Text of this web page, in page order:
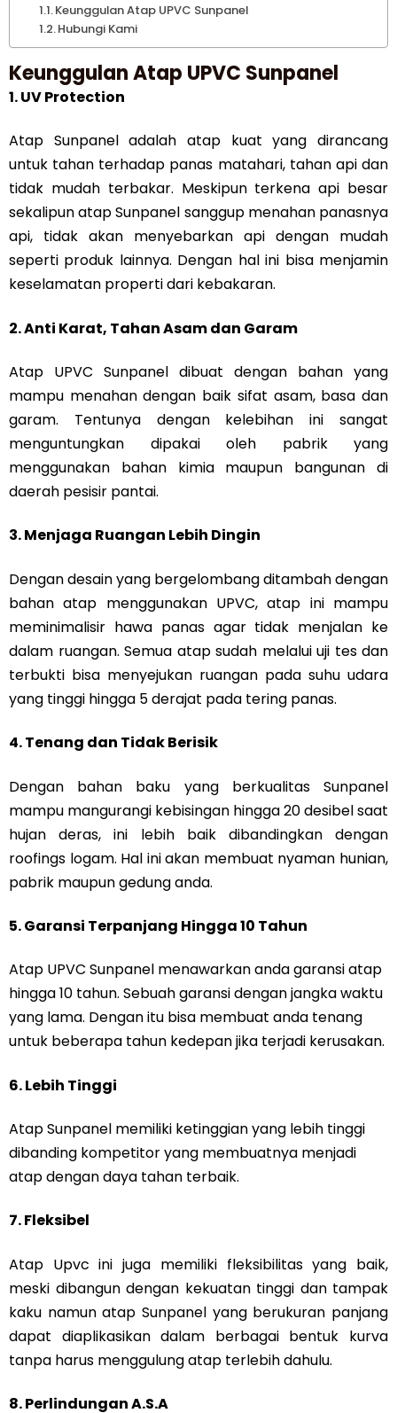
Keunggulan Atap UPVC Sunpanel
Hubungi Kami
Keunggulan Atap UPVC Sunpanel
1. UV Protection
Atap Sunpanel adalah atap kuat yang dirancang
untuk tahan terhadap panas matahari, tahan api dan
tidak mudah terbakar. Meskipun terkena api besar
sekalipun atap Sunpanel sanggup menahan panasnya
api, tidak akan menyebarkan api dengan mudah
seperti produk lainnya. Dengan hal ini bisa menjamin
keselamatan properti dari kebakaran.
2. Anti Karat, Tahan Asam dan Garam
Atap UPVC Sunpanel dibuat dengan bahan yang
mampu menahan dengan baik sifat asam, basa dan
garam. Tentunya dengan kelebihan ini sangat
menguntungkan dipakai oleh pabrik yang
menggunakan bahan kimia maupun bangunan di
daerah pesisir pantai.
3. Menjaga Ruangan Lebih Dingin
Dengan desain yang bergelombang ditambah dengan
bahan atap menggunakan UPVC, atap ini mampu
meminimalisir hawa panas agar tidak menjalan ke
dalam ruangan. Semua atap sudah melalui uji tes dan
terbukti bisa menyejukan ruangan pada suhu udara
yang tinggi hingga 5 derajat pada tering panas.
4. Tenang dan Tidak Berisik
Dengan bahan baku yang berkualitas Sunpanel
mampu mangurangi kebisingan hingga 20 desibel saat
hujan deras, ini lebih baik dibandingkan dengan
roofings logam. Hal ini akan membuat nyaman hunian,
pabrik maupun gedung anda.
5. Garansi Terpanjang Hingga 10 Tahun
Atap UPVC Sunpanel menawarkan anda garansi atap
hingga 10 tahun. Sebuah garansi dengan jangka waktu
yang lama. Dengan itu bisa membuat anda tenang
untuk beberapa tahun kedepan jika terjadi kerusakan.
6. Lebih Tinggi
Atap Sunpanel memiliki ketinggian yang lebih tinggi
dibanding kompetitor yang membuatnya menjadi
atap dengan daya tahan terbaik.
7. Fleksibel
Atap Upvc ini juga memiliki fleksibilitas yang baik,
meski dibangun dengan kekuatan tinggi dan tampak
kaku namun atap Sunpanel yang berukuran panjang
dapat diaplikasikan dalam berbagai bentuk kurva
tanpa harus menggulung atap terlebih dahulu.
8. Perlindungan A.S.A